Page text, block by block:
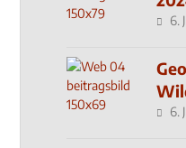
6.
6.